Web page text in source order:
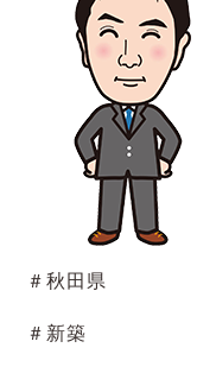
＃秋田県
＃新築